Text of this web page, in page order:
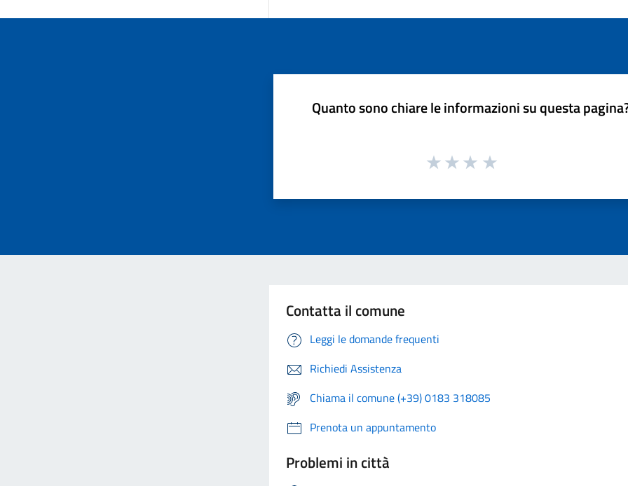
Quanto sono chiare le informazioni su questa
Contatta il comune
Leggi le domande frequenti
Richiedi Assistenza
Chiama il comune (+39) 0183 318085
Prenota un appuntamento
Problemi in città